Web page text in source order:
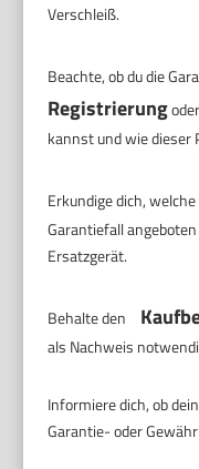
Verschleiß.
Beachte, ob du die
Registrierung
kannst und wie dieser
Erkundige dich, welche
Garantiefall
Ersatzgerät.
Behalte den
als Nachweis
Informiere dich, ob
Garantie- oder